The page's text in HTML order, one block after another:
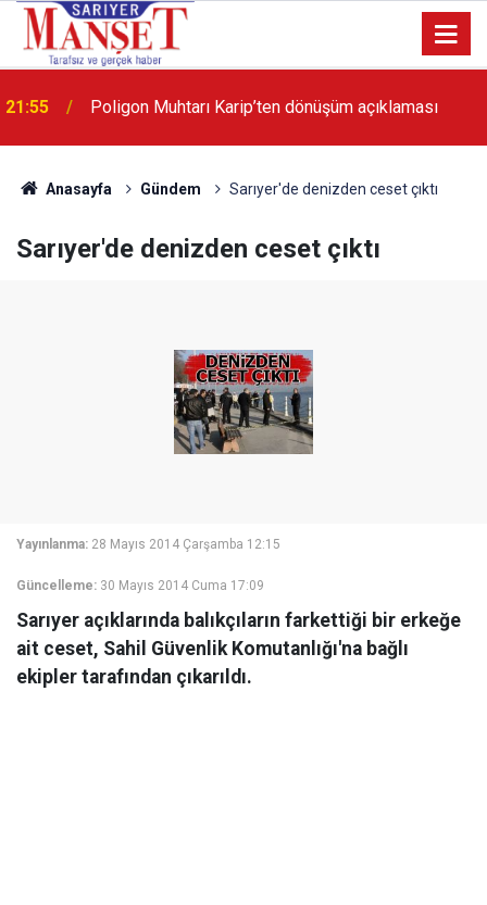
13:36 'Poligon'da İstanbul'a örnek proje gerçekleştirilecek'
Anasayfa Gündem Sarıyer'de denizden ceset çıktı
Sarıyer'de denizden ceset çıktı
Yayınlanma: 28 Mayıs 2014 Çarşamba 12:15
Güncelleme: 30 Mayıs 2014 Cuma 17:09
Sarıyer açıklarında balıkçıların farkettiği bir erkeğe
ait ceset, Sahil Güvenlik Komutanlığı'na bağlı
ekipler tarafından çıkarıldı.